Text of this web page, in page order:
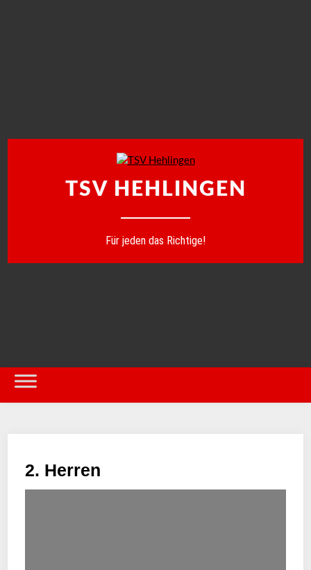
TSV HEHLINGEN
Für jeden das Richtige!
2. Herren